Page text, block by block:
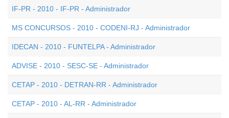
IF-PR - 2010 - IF-PR - Administrador
MS CONCURSOS - 2010 - CODENI-RJ - Administrador
IDECAN - 2010 - FUNTELPA - Administrador
ADVISE - 2010 - SESC-SE - Administrador
CETAP - 2010 - DETRAN-RR - Administrador
CETAP - 2010 - AL-RR - Administrador